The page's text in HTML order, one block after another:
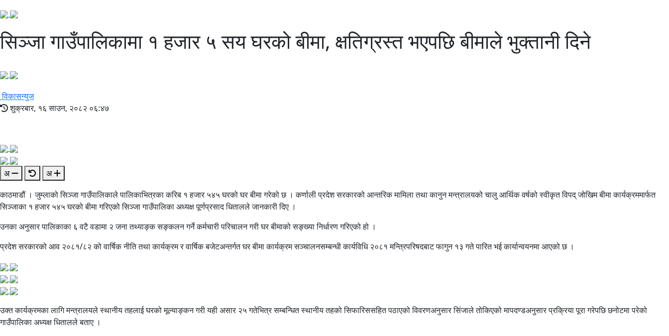
सिञ्जा गाउँपालिकामा १ हजार ५ सय घरको बीमा, क्षतिग्रस्त भएपछि बीमाले भुक्तानी दिने
विकासन्युज
शुक्रबार, १६ साउन, २०८२ ०६:४७
अ
अ
काठमाडौं । जुम्लाको सिञ्जा गाउँपालिकाले पालिकाभित्रका करिब १ हजार ५४५ घरको घर बीमा गरेको छ । कर्णाली प्रदेश सरकारको आन्तरिक मामिला तथा कानुन मन्त्रालयको चालु आर्थिक वर्षको स्वीकृत विपद् जोखिम बीमा कार्यक्रममार्फत
सिञ्जाका १ हजार ५४५ घरको बीमा गरिएको सिञ्जा गाउँपालिका अध्यक्ष पूर्णप्रसाद धितालले जानकारी दिए ।
उनका अनुसार पालिकाका ६ वटै वडामा २ जना तथ्याङ्क सङ्कलन गर्ने कर्मचारी परिचालन गरी घर बीमाको सङ्ख्या निर्धारण गरिएको हो ।
प्रदेश सरकारको आव २०८१/८२ को वार्षिक नीति तथा कार्यक्रम र वार्षिक बजेटअन्तर्गत घर बीमा कार्यक्रम सञ्चालनसम्बन्धी कार्यविधि २०८१ मन्त्रिपरिषदबाट फागुन १३ गते पारित भई कार्यान्वयनमा आएको छ ।
उक्त कार्यक्रमका लागि मन्त्रालयले स्थानीय तहलाई घरको मूल्याङ्कन गरी यही असार २५ गतेभित्र सम्बन्धित स्थानीय तहको सिफारिससहित पठाएको विवरणअनुसार सिंजाले तोकिएको मापदण्डअनुसार प्रक्रिया पूरा गरेपछि छनोटमा परेको
गाउँपालिका अध्यक्ष धितालले बताए ।